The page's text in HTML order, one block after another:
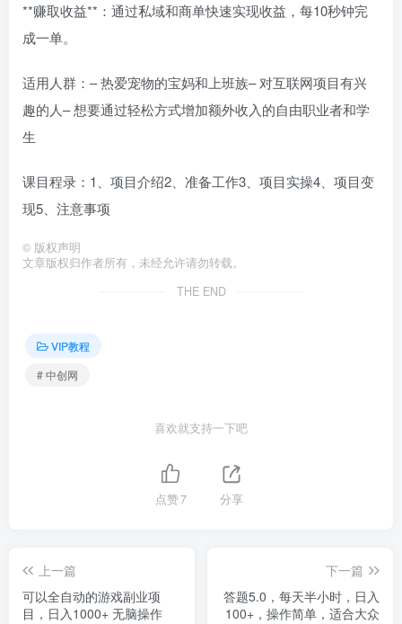
**赚取收益**：通过私域和商单快速实现收益，每10秒钟完
成一单。
适用人群：– 热爱宠物的宝妈和上班族– 对互联网项目有兴
趣的人– 想要通过轻松方式增加额外收入的自由职业者和学
生
课目程录：1、项目介绍2、准备工作3、项目实操4、项目变
现5、注意事项
© 版权声明
文章版权归作者所有，未经允许请勿转载。
THE END
VIP教程
# 中创网
喜欢就支持一下吧
点赞7 分享
上一篇
可以全自动的游戏副业项
目，日入1000+ 无脑操作
下一篇
答题5.0，每天半小时，日入
100+，操作简单，适合大众